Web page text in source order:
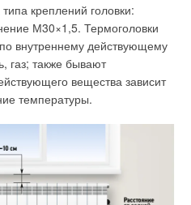
креплений головки:
М30×1,5. Термоголовки
внутреннему действующему
газ; также бывают
вещества зависит
температуры.